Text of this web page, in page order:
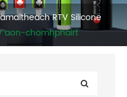
RTV Silicone
aon-chomhpháirt